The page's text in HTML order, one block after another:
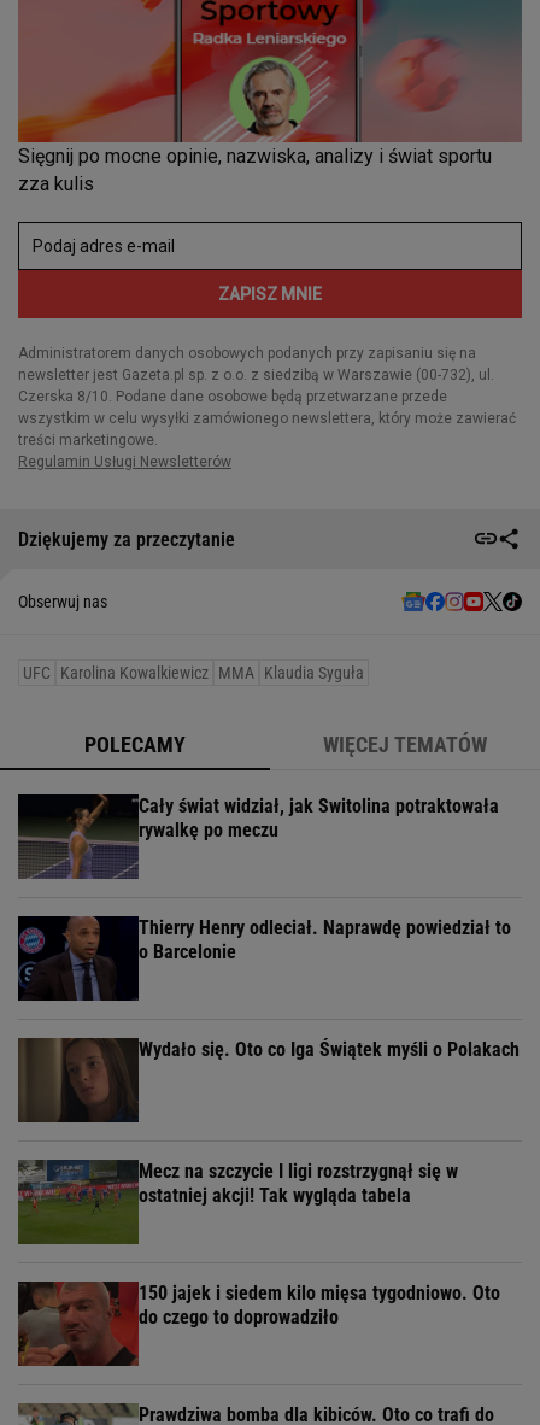
Dziękujemy za przeczytanie
Obserwuj nas
UFC Karolina Kowalkiewicz MMA Klaudia Syguła
POLECAMY WIĘCEJ TEMATÓW
Cały świat widział, jak Switolina potraktowała
rywalkę po meczu
Thierry Henry odleciał. Naprawdę powiedział to
o Barcelonie
Wydało się. Oto co Iga Świątek myśli o Polakach
Mecz na szczycie I ligi rozstrzygnął się w
ostatniej akcji! Tak wygląda tabela
150 jajek i siedem kilo mięsa tygodniowo. Oto
do czego to doprowadziło
Prawdziwa bomba dla kibiców. Oto co trafi do